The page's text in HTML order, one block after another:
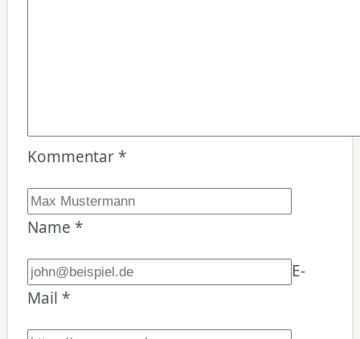
Kommentar *
Name *
E-
Mail *